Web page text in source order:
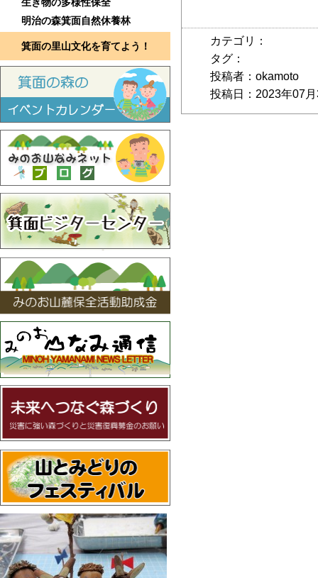
明治の森箕面自然休養林
箕面の里山文化を育てよう！
カテゴリ：
タグ：
投稿者：okamoto
投稿日：2023年07